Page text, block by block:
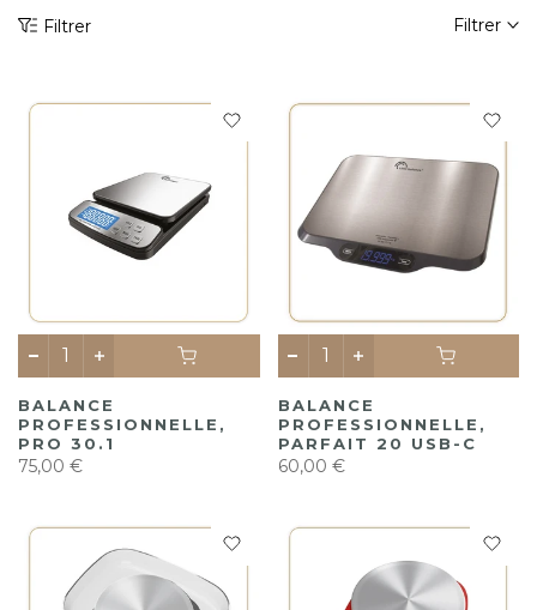
Filtrer Filtrer
BALANCE
PROFESSIONNELLE,
PRO 30.1
75,00 €
BALANCE
PROFESSIONNELLE,
PARFAIT 20 USB-C
60,00 €